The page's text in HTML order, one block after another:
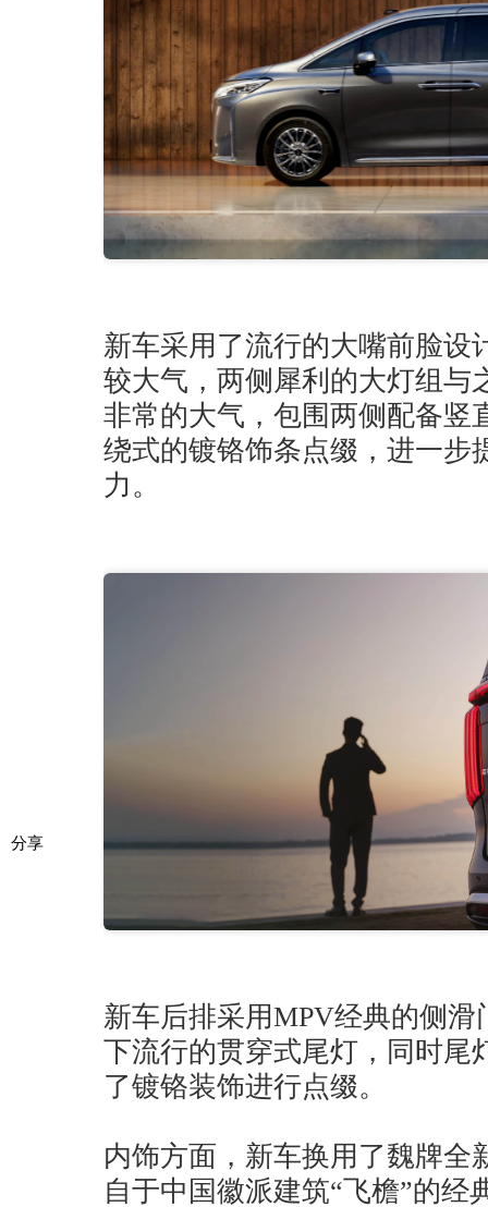
分享
新车采用了流行的大嘴前脸设
较大气，两侧犀利的大灯组与
非常的大气，包围两侧配备竖
绕式的镀铬饰条点缀，进一步
力。
新车后排采用MPV经典的侧
下流行的贯穿式尾灯，同时尾
了镀铬装饰进行点缀。
内饰方面，新车换用了魏牌全
自于中国徽派建筑“飞檐”的经